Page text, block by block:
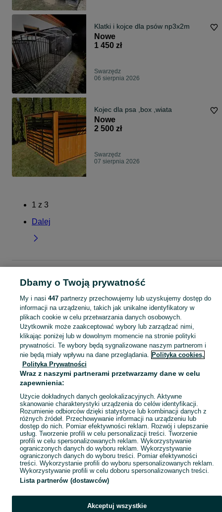
Klatki i kojce dla psów np3x2m
Nowe
1 450 zł
Swarzędz
06 sierpnia 2026
Kojec dla psa ,box ,wiata
Nowe
2 500 zł
Swarzędz
07 sierpnia 2026
1 z 3
Dalej
kojce
Klatki i kojce - Wielkopolskie Klatki i kojce - Swarzędz
KATEGORIA
Sprzedaż kojców i klatek dla dużych i małych psów Swarzędz ▶️ Różne kolory i materiały ✅ Nowe i używane w atrakcyjnych cenach ☝ Sprawdź na OLX.pl! Zobacz
Mapa kategorii
Mapa miejscowości
Mapa ministron
Popularne wyszukiwania
Dbamy o Twoją prywatność
My i nasi 447partnerzy przechowujemy lub uzyskujemy dostęp do
informacji na urządzeniu, takich jak unikalne identyfikatory w
plikach cookie w celu przetwarzania danych osobowych.
Użytkownik może zaakceptować wybory lub zarządzać nimi,
klikając poniżej lub w dowolnym momencie na stronie polityki
prywatności. Te wybory będą sygnalizowane naszym partnerom i
nie będą miały wpływu na dane przeglądania. Polityka cookies,
Polityka Prywatności
Wraz z naszymi partnerami przetwarzamy dane w celu
zapewnienia:
Użycie dokładnych danych geolokalizacyjnych. Aktywne
skanowanie charakterystyki urządzenia do celów identyfikacji.
Rozumienie odbiorców dzięki statystyce lub kombinacji danych z
różnych źródeł. Przechowywanie informacji na urządzeniu lub
dostęp do nich. Pomiar efektywności reklam. Rozwój i ulepszanie
usług. Tworzenie profili w celu personalizacji treści. Tworzenie
profili w celu spersonalizowanych reklam. Wykorzystywanie
ograniczonych danych do wyboru reklam. Wykorzystywanie
ograniczonych danych do wyboru treści. Pomiar efektywności
treści. Wykorzystanie profili do wyboru spersonalizowanych reklam.
Wykorzystywanie profili w celu doboru spersonalizowanych treści.
Lista partnerów (dostawców)
Akceptuj wszystkie